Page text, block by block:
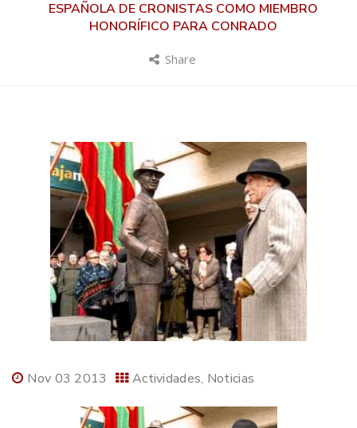
ESPAÑOLA DE CRONISTAS COMO MIEMBRO
HONORÍFICO PARA CONRADO
Share
Nov 03 2013 Actividades Noticias